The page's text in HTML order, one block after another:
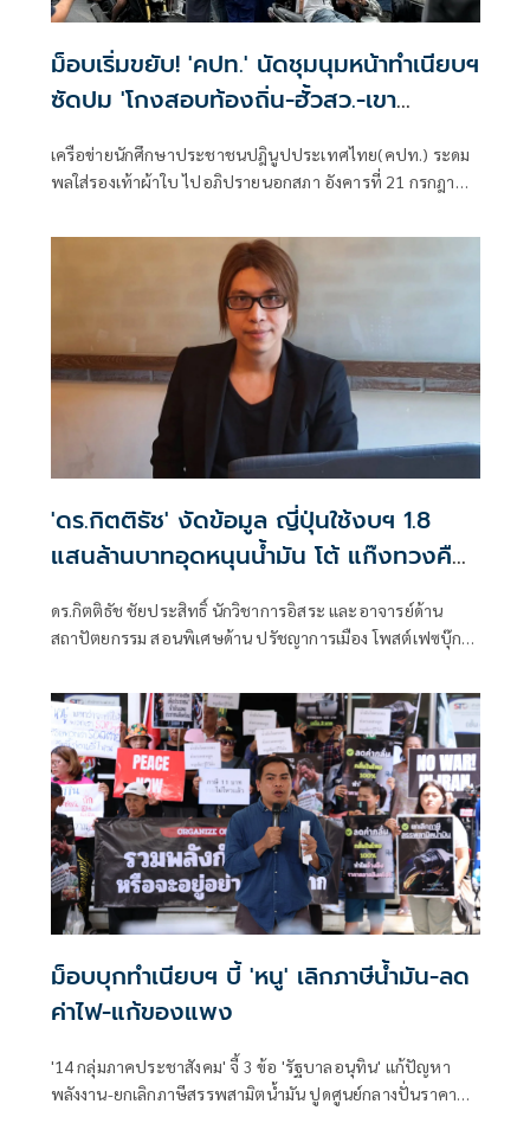
ม็อบเริ่มขยับ! 'คปท.' นัดชุมนุมหน้าทำเนียบฯ
ซัดปม 'โกงสอบท้องถิ่น-ฮั้วสว.-เขา
กระโดง-น้ำมัน'
เครือข่ายนักศึกษาประชาชนปฎินูปประเทศไทย(คปท.) ระดม
พลใส่รองเท้าผ้าใบ ไปอภิปรายนอกสภา อังคารที่ 21 กรกฎาคม
'ดร.กิตติธัช' งัดข้อมูล ญี่ปุ่นใช้งบฯ 1.8
แสนล้านบาทอุดหนุนน้ำมัน โต้ แก๊งทวงคืน
ดร.กิตติธัช ชัยประสิทธิ์ นักวิชาการอิสระ และอาจารย์ด้าน
สถาปัตยกรรม สอนพิเศษด้าน ปรัชญาการเมือง โพสต์เฟซบุ๊ก
ม็อบบุกทำเนียบฯ บี้ 'หนู' เลิกภาษีน้ำมัน-ลด
ค่าไฟ-แก้ของแพง
'14 กลุ่มภาคประชาสังคม' จี้ 3 ข้อ 'รัฐบาลอนุทิน' แก้ปัญหา
พลังงาน-ยกเลิกภาษีสรรพสามิตน้ำมัน ปูดศูนย์กลางปั่นราคา